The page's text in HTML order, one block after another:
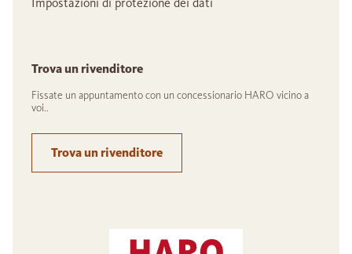
Trova un rivenditore
Fissate un appuntamento con un concessionario HARO vicino a
voi..
Trova un rivenditore